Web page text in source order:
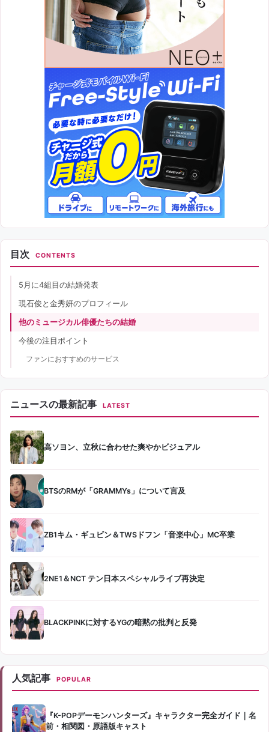
目次 CONTENTS
5月に4組目の結婚発表
現石俊と金秀妍のプロフィール
他のミュージカル俳優たちの結婚
今後の注目ポイント
ファンにおすすめのサービス
ニュースの最新記事 LATEST
高ソヨン、立秋に合わせた爽やかビジュアル
BTSのRMが「GRAMMYs」について言及
ZB1キム・ギュビン＆TWSドフン「音楽中心」MC卒業
2NE1＆NCT テン日本スペシャルライブ再決定
BLACKPINKに対するYGの暗黙の批判と反発
人気記事 POPULAR
『K-POPデーモンハンターズ』キャラクター完全ガイド｜名
前・相関図・原語版キャスト